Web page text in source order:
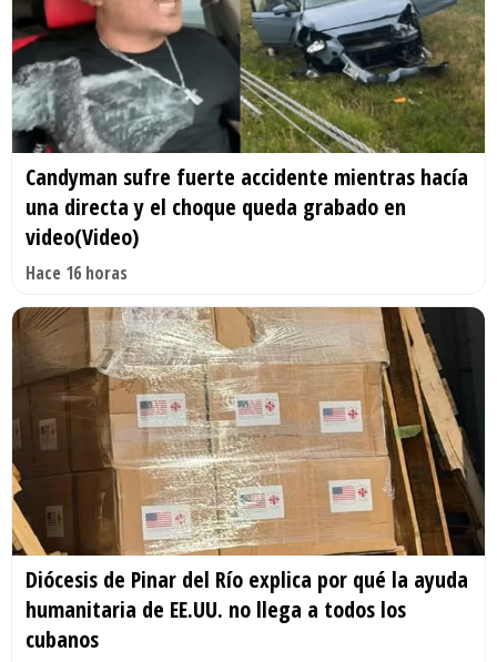
Candyman sufre fuerte accidente mientras hacía
una directa y el choque queda grabado en
video(Video)
Hace 16 horas
Diócesis de Pinar del Río explica por qué la ayuda
humanitaria de EE.UU. no llega a todos los
cubanos